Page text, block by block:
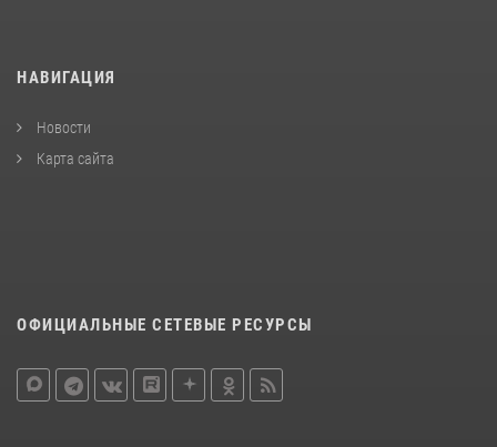
НАВИГАЦИЯ
Новости
Карта сайта
ОФИЦИАЛЬНЫЕ СЕТЕВЫЕ РЕСУРСЫ